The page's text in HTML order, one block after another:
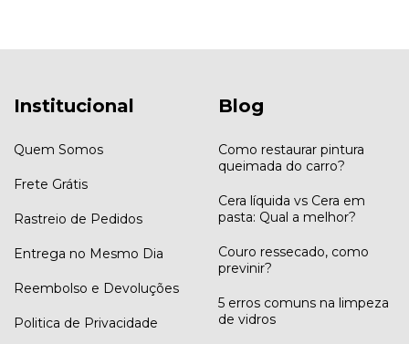
Institucional
Quem Somos
Frete Grátis
Rastreio de Pedidos
Entrega no Mesmo Dia
Reembolso e Devoluções
Politica de Privacidade
Blog
Como restaurar pintura
queimada do carro?
Cera líquida vs Cera em
pasta: Qual a melhor?
Couro ressecado, como
previnir?
5 erros comuns na limpeza
de vidros